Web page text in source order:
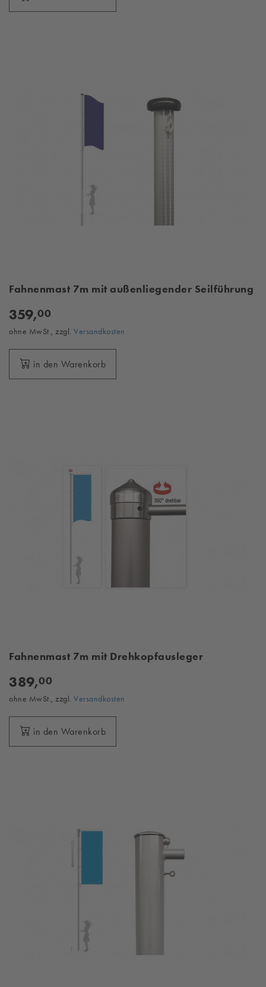
Fahnenmast 7m mit außenliegender Seilführung
359,00
ohne MwSt., zzgl. Versandkosten
in den Warenkorb
Fahnenmast 7m mit Drehkopfausleger
389,00
ohne MwSt., zzgl. Versandkosten
in den Warenkorb